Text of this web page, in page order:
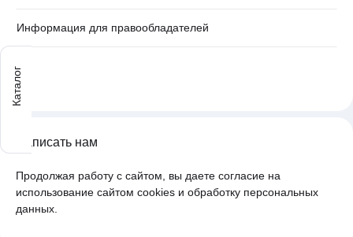
Информация для правообладателей
Написать нам
Продолжая работу с сайтом, вы даете согласие на
использование сайтом cookies и обработку персональных
данных.
Каталог